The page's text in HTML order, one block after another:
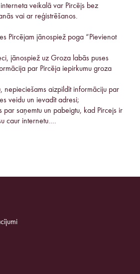
veikalā var Pircējs bez
vai ar reģistrēšanos.
Pircējam jānospiež poga “Pievienot
jānospiež uz Groza labās puses
par Pircēja iepirkumu groza
nepieciešams aizpildīt informāciju par
veidu un ievadīt adresi;
par saņemtu un pabeigtu, kad Pircejs ir
caur internetu....